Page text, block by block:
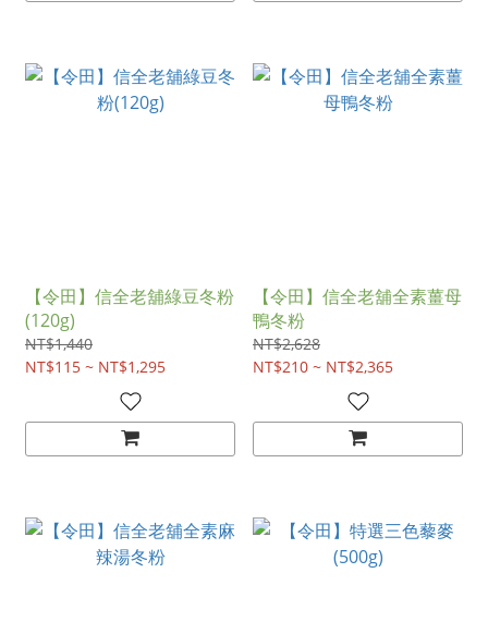
【令田】信全老舖綠豆冬粉
(120g)
NT$1,440
NT$115 ~ NT$1,295
【令田】信全老舖全素薑母
鴨冬粉
NT$2,628
NT$210 ~ NT$2,365